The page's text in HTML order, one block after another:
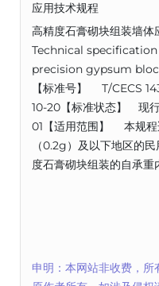
应用技术规程
高精度石膏砌块组装墙体
Technical
precision gypsum
【标准号】 T/CECS
10-20【标准状态】 现
01【适用范围】 本规程
（0.2g）及以下地区的
度石膏砌块组装的自承重
申明：本网站非收费，